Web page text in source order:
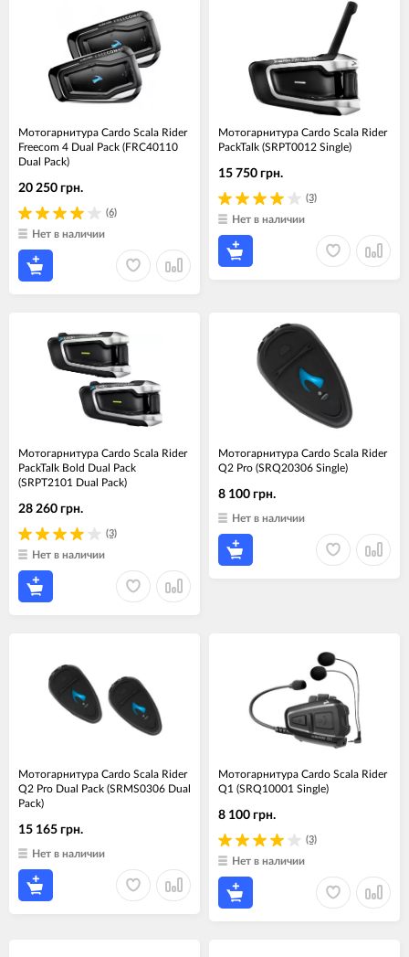
Мотогарнитура Cardo Scala Rider
Freecom 4 Dual Pack (FRC40110
Dual Pack)
(6)
20 250 грн.
Нет в наличии
Мотогарнитура Cardo Scala Rider
PackTalk (SRPT0012 Single)
(3)
15 750 грн.
Нет в наличии
Мотогарнитура Cardo Scala Rider
PackTalk Bold Dual Pack
(SRPT2101 Dual Pack)
(3)
28 260 грн.
Нет в наличии
Мотогарнитура Cardo Scala Rider
Q2 Pro (SRQ20306 Single)
8 100 грн.
Нет в наличии
Мотогарнитура Cardo Scala Rider
Q2 Pro Dual Pack (SRMS0306 Dual
Pack)
15 165 грн.
Нет в наличии
Мотогарнитура Cardo Scala Rider
Q1 (SRQ10001 Single)
(3)
8 100 грн.
Нет в наличии